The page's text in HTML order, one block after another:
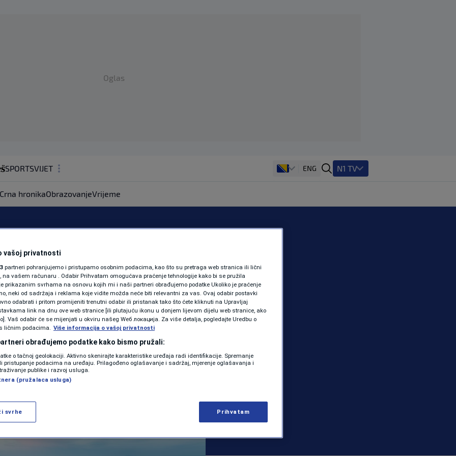
Oglas
SPORTSVIJET
ZDRAVLJE
SHOWBIZ
PODCAST
N1 SPECIJAL
FENOMENI
NEISTRAŽENO
VIRALNO
ENG N1 TV
Crna hronikaObrazovanjeVrijeme
svaka 2,5
je jedna
8 čovjek je
EKONOMIJA | 0 komentara
vašoj privatnosti
partneri pohranjujemo i pristupamo osobnim podacima, kao što su pretraga web stranica ili lični
na vašem računaru . Odabir Prihvatam omogućava praćenje tehnologije kako bi se pružila
prikazanim svrhama na osnovu kojih mi i naši partneri obrađujemo podatke Ukoliko je praćenje
neki od sadržaja i reklama koje vidite možda neće biti relevantni za vas. Ovaj odabir postavki
odabrati i pritom promijeniti trenutni odabir ili pristanak tako što ćete kliknuti na Upravljaj
link na dnu ove web stranice [ili plutajuću ikonu u donjem lijevom dijelu web stranice, ako
Vaš odabir će se mijenjati u okviru našeg Wеб локација. Za više detalja, pogledajte Uredbu o
ličnim podacima. Više informacija o vašoj privatnosti
obrađujemo podatke kako bismo pružali:
o tačnoj geolokaciji. Aktivno skenirajte karakteristike uređaja radi identifikacije. Spremanje
pristupanje podacima na uređaju. Prilagođeno oglašavanje i sadržaj, mjerenje oglašavanja i
publike i razvoj usluga.
(pružalaca usluga)
svrhe Prihvatam